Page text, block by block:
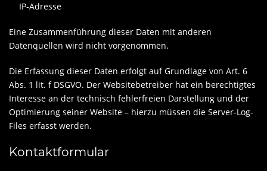
IP-Adresse
Eine Zusammenführung dieser Daten mit anderen
Datenquellen wird nicht vorgenommen.
Die Erfassung dieser Daten erfolgt auf Grundlage von Art. 6
Abs. 1 lit. f DSGVO. Der Websitebetreiber hat ein berechtigtes
Interesse an der technisch fehlerfreien Darstellung und der
Optimierung seiner Website – hierzu müssen die Server-Log-
Files erfasst werden.
Kontaktformular